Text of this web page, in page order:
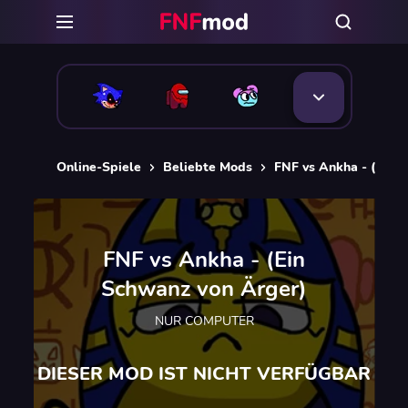
Online-Spiele Beliebte Mods FNF vs Ankha - (Ein
FNF vs Ankha - (Ein
Schwanz von Ärger)
NUR COMPUTER
DIESER MOD IST NICHT VERFÜGBAR